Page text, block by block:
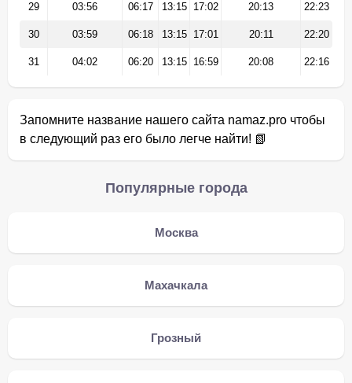
29 03:56 06:17 13:15 17:02 20:13 22:23
30 03:59 06:18 13:15 17:01 20:11 22:20
31 04:02 06:20 13:15 16:59 20:08 22:16
Запомните название нашего сайта namaz.pro чтобы
в следующий раз его было легче найти! 📗
Популярные города
Москва
Махачкала
Грозный